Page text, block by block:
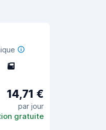
5
14,71 €
par jour
gratuite